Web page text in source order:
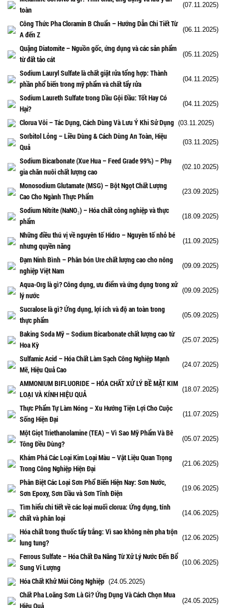
toàn
(07.11.2025)
Công Thức Pha Cloramin B Chuẩn – Hướng Dẫn Chi Tiết Từ
A đến Z
(06.11.2025)
Quặng Diatomite – Nguồn gốc, ứng dụng và các sản phẩm
từ đất tảo cát
(05.11.2025)
Sodium Lauryl Sulfate là chất giặt rửa tổng hợp: Thành
phần phổ biến trong mỹ phẩm và chất tẩy rửa
(04.11.2025)
Sodium Laureth Sulfate trong Dầu Gội Đầu: Tốt Hay Có
Hại?
(04.11.2025)
Clorua Vôi – Tác Dụng, Cách Dùng Và Lưu Ý Khi Sử Dụng (03.11.2025)
Sorbitol Lỏng – Liều Dùng & Cách Dùng An Toàn, Hiệu
Quả
(03.11.2025)
Sodium Bicarbonate (Xue Hua – Feed Grade 99%) – Phụ
gia chăn nuôi chất lượng cao
(02.10.2025)
Monosodium Glutamate (MSG) – Bột Ngọt Chất Lượng
Cao Cho Ngành Thực Phẩm
(23.09.2025)
Sodium Nitrite (NaNO₂) – Hóa chất công nghiệp và thực
phẩm
(18.09.2025)
Những điều thú vị về nguyên tố Hidro – Nguyên tố nhỏ bé
nhưng quyền năng
(11.09.2025)
Đạm Ninh Bình – Phân bón Ure chất lượng cao cho nông
nghiệp Việt Nam
(09.09.2025)
Aqua-Org là gì? Công dụng, ưu điểm và ứng dụng trong xử
lý nước
(09.09.2025)
Sucralose là gì? Ứng dụng, lợi ích và độ an toàn trong
thực phẩm
(05.09.2025)
Baking Soda Mỹ – Sodium Bicarbonate chất lượng cao từ
Hoa Kỳ
(25.07.2025)
Sulfamic Acid – Hóa Chất Làm Sạch Công Nghiệp Mạnh
Mẽ, Hiệu Quả Cao
(24.07.2025)
AMMONIUM BIFLUORIDE – HÓA CHẤT XỬ LÝ BỀ MẶT KIM
LOẠI VÀ KÍNH HIỆU QUẢ
(18.07.2025)
Thực Phẩm Tự Làm Nóng – Xu Hướng Tiện Lợi Cho Cuộc
Sống Hiện Đại
(11.07.2025)
Một Giọt Triethanolamine (TEA) – Vì Sao Mỹ Phẩm Và Bê
Tông Đều Dùng?
(05.07.2025)
Khám Phá Các Loại Kim Loại Màu – Vật Liệu Quan Trọng
Trong Công Nghiệp Hiện Đại
(21.06.2025)
Phân Biệt Các Loại Sơn Phổ Biến Hiện Nay: Sơn Nước,
Sơn Epoxy, Sơn Dầu và Sơn Tĩnh Điện
(19.06.2025)
Tìm hiểu chi tiết về các loại muối clorua: Ứng dụng, tính
chất và phân loại
(14.06.2025)
Hóa chất trong thuốc tẩy trắng: Vì sao không nên pha trộn
lung tung?
(12.06.2025)
Ferrous Sulfate – Hóa Chất Đa Năng Từ Xử Lý Nước Đến Bổ
Sung Vi Lượng
(10.06.2025)
Hóa Chất Khử Mùi Công Nghiệp (24.05.2025)
Chất Pha Loãng Sơn Là Gì? Ứng Dụng Và Cách Chọn Mua
Hiệu Quả
(24.05.2025)